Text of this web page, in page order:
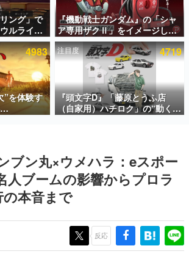
集一覧
入り記事
散数が数千以上！ ページビュー数万以上！ などな
くの人々に読まれた、電ファミ渾身の“殿堂入り”記
とめました。
ームクリエイターの方々に製作時のエピソードをお
。
語を解いてはいけない。『赫本』は、〈試験問題〉
した短編ホラー小説集です。
らのデジタルゲーム市場を担う若きクリエイター達
追い、彼らのルーツと情熱を探っていきます。
ング」で
ルライク
んはソウ
返事に失
」
『機動戦士ガンダム』の「シャ
ア専用ザクⅡ」をイメージした
散水ホースリールが予約開始。
本体にはシャアのパーソナルマ
ークやジオン公国軍のエンブレ
ム、型式番号などを配置
4983
”を体験す
のウィッ
『キング
チェコの
の声
注目度 4719
『頭文字D』「藤原とうふ店
（自家用）ハチロク」の“動くテ
ィッシュケース”が買えるポップ
ら8月20日までの期間限定で開
催予定
ブン丸×ウメハラ：eスポー
人ブームの影響からプロラ
本音まで
反応